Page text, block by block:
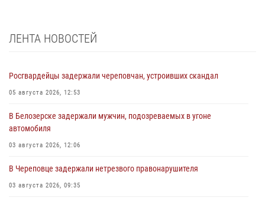
ЛЕНТА НОВОСТЕЙ
Росгвардейцы задержали череповчан, устроивших скандал
05 августа 2026, 12:53
В Белозерске задержали мужчин, подозреваемых в угоне
автомобиля
03 августа 2026, 12:06
В Череповце задержали нетрезвого правонарушителя
03 августа 2026, 09:35